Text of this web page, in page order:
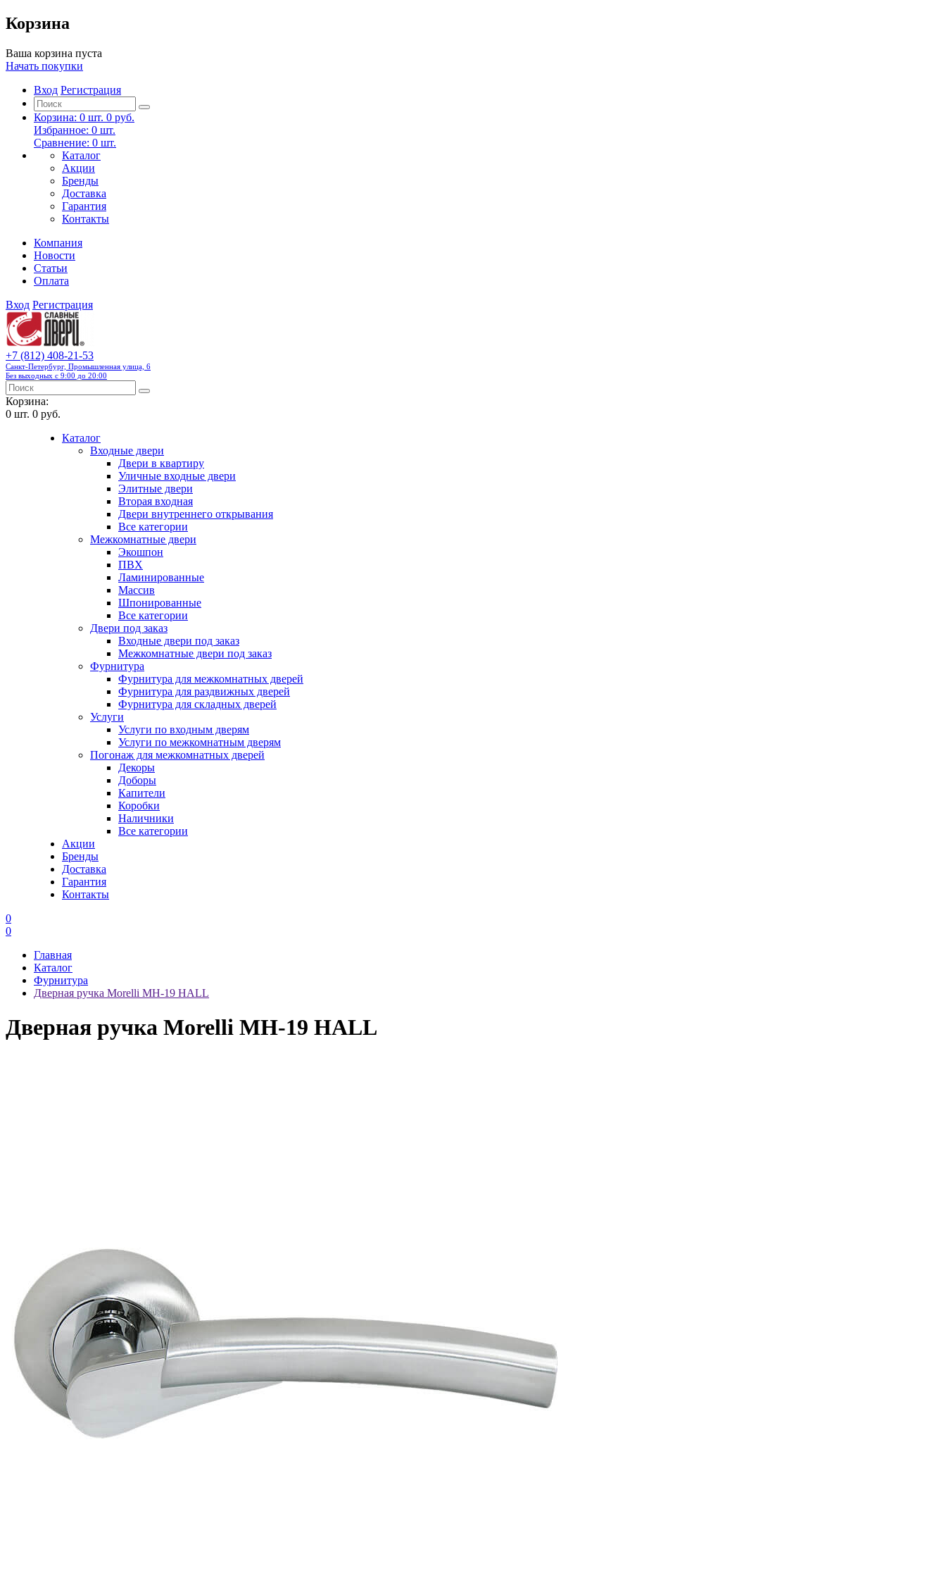
Корзина
Ваша корзина пуста
Начать покупки
Вход Регистрация
Корзина: 0 шт. 0 руб.
Избранное: 0 шт.
Сравнение: 0 шт.
Каталог
Акции
Бренды
Доставка
Гарантия
Контакты
Компания
Новости
Статьи
Оплата
Вход Регистрация
+7 (812) 408-21-53
Санкт-Петербург, Промышленная улица, 6
Без выходных с 9:00 до 20:00
Корзина:
0 шт. 0 руб.
Каталог
Входные двери
Двери в квартиру
Уличные входные двери
Элитные двери
Вторая входная
Двери внутреннего открывания
Все категории
Межкомнатные двери
Экошпон
ПВХ
Ламинированные
Массив
Шпонированные
Все категории
Двери под заказ
Входные двери под заказ
Межкомнатные двери под заказ
Фурнитура
Фурнитура для межкомнатных дверей
Фурнитура для раздвижных дверей
Фурнитура для складных дверей
Услуги
Услуги по входным дверям
Услуги по межкомнатным дверям
Погонаж для межкомнатных дверей
Декоры
Доборы
Капители
Коробки
Наличники
Все категории
Акции
Бренды
Доставка
Гарантия
Контакты
0
0
Главная
Каталог
Фурнитура
Дверная ручка Morelli MH-19 HALL
Дверная ручка Morelli MH-19 HALL